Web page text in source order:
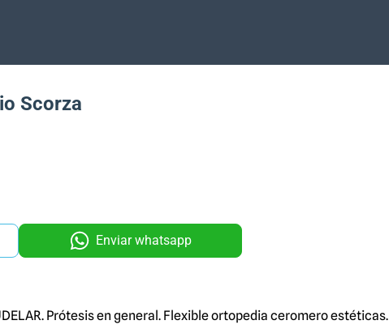
Scorza
Enviar whatsapp
Prótesis en general. Flexible ortopedia ceromero estéticas.